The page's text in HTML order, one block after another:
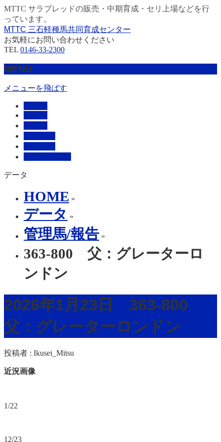
MTTC サラブレッドの販売・中期育成・セリ上場などを行
っています。
MTTC 三石軽種馬共同育成センター
お気軽にお問い合わせください
TEL 0146-33-2300
MENU
メニューを飛ばす
データ
HOME »
データ »
管理馬/報告 »
363-800 父：グレーターロ
ンドン
2026年1月23日 363-800
父：グレーターロンドン
投稿者 : Ikusei_Mitsu
近況画像
1/22
12/23